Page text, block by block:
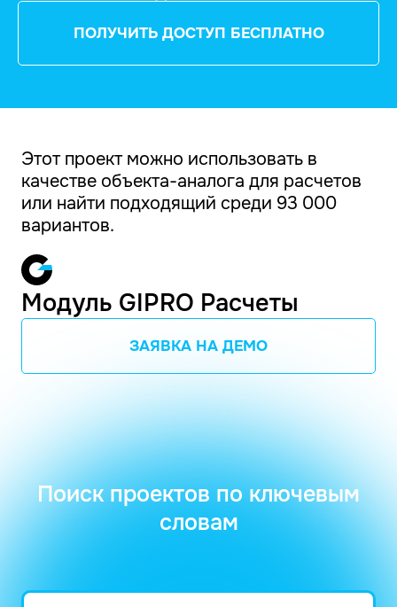
ПОЛУЧИТЬ ДОСТУП БЕСПЛАТНО
Этот проект можно использовать в
качестве объекта-аналога для расчетов
или найти подходящий среди 93 000
вариантов.
Модуль GIPRO Расчеты
ЗАЯВКА НА ДЕМО
Поиск проектов по ключевым
словам